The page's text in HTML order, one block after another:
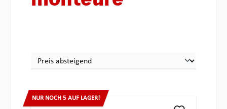
NUR NOCH 5 AUF LAGER!